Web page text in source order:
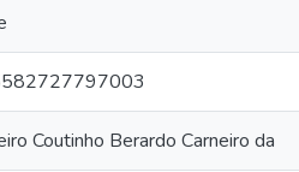
Coutinho Berardo Carneiro da